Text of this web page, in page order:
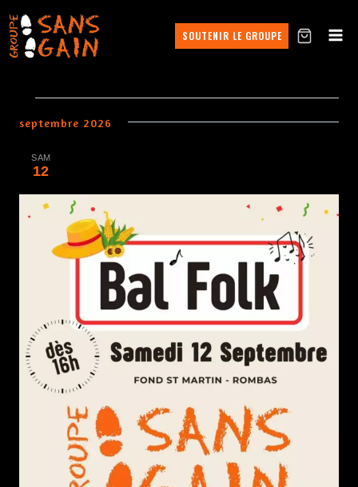
SOUTENIR LE GROUPE
septembre 2026
SAM
12